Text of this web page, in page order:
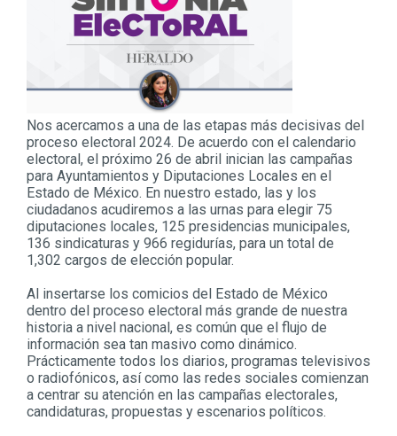
Nos acercamos a una de las etapas más decisivas del
proceso electoral 2024. De acuerdo con el calendario
electoral, el próximo 26 de abril inician las campañas
para Ayuntamientos y Diputaciones Locales en el
Estado de México. En nuestro estado, las y los
ciudadanos acudiremos a las urnas para elegir 75
diputaciones locales, 125 presidencias municipales,
136 sindicaturas y 966 regidurías, para un total de
1,302 cargos de elección popular.
Al insertarse los comicios del Estado de México
dentro del proceso electoral más grande de nuestra
historia a nivel nacional, es común que el flujo de
información sea tan masivo como dinámico.
Prácticamente todos los diarios, programas televisivos
o radiofónicos, así como las redes sociales comienzan
a centrar su atención en las campañas electorales,
candidaturas, propuestas y escenarios políticos.